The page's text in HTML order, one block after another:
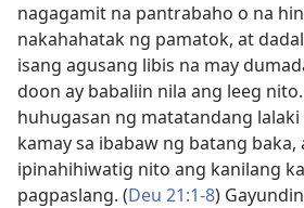
nagagamit na pantrabaho o na
nakahahatak ng pamatok, at
isang agusang libis na may
doon ay babaliin nila ang leeg
huhugasan ng matatandang
kamay sa ibabaw ng batang baka,
ipinahihiwatig nito ang kanilang
pagpaslang. (Deu 21:1-8)